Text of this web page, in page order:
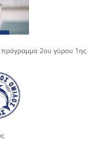
2ου γύρου 1ης